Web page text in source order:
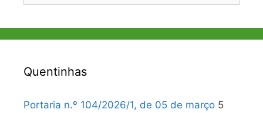
Quentinhas
Portaria n.º 104/2026/1, de 05 de março 5